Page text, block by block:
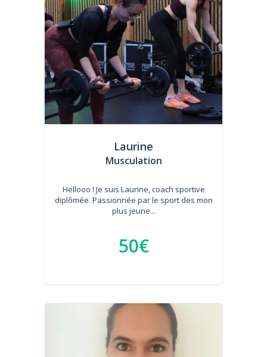
Laurine
Musculation
Hellooo ! Je suis Laurine, coach sportive
diplômée. Passionnée par le sport des mon
plus jeune...
50€